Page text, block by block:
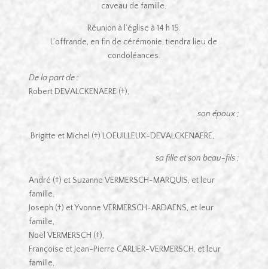
caveau de famille.
Réunion à l’église à 14 h 15.
L’offrande, en fin de cérémonie, tiendra lieu de
condoléances.
De la part de :
Robert DEVALCKENAERE (†),
son époux ;
Brigitte et Michel (†) LOEUILLEUX-DEVALCKENAERE,
sa fille et son beau-fils ;
André (†) et Suzanne VERMERSCH-MARQUIS, et leur
famille,
Joseph (†) et Yvonne VERMERSCH-ARDAENS, et leur
famille,
Noël VERMERSCH (†),
Françoise et Jean-Pierre CARLIER-VERMERSCH, et leur
famille,